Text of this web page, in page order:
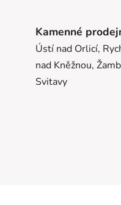
Kamenné
Ústí nad Orlicí,
nad Kněžnou,
Svitavy